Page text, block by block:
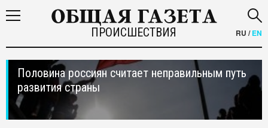
ПРОИСШЕСТВИЯ RU /EN
Половина россиян считает неправильным путь
развития страны